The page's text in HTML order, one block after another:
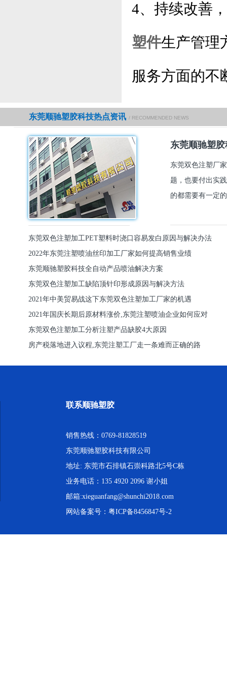
4、持续改善
塑件生产管理
服务方面的不
东莞顺驰塑胶科技热点资讯 / RECOMMENDED NEWS
东莞顺驰塑
东莞双色注塑厂
题，也要付出实
的都需要有一定
东莞双色注塑加工PET塑料时浇口容易发白原因与解决办法
2022年东莞注塑喷油丝印加工厂家如何提高销售业绩
东莞顺驰塑胶科技全自动产品喷油解决方案
东莞双色注塑加工缺陷顶针印形成原因与解决方法
2021年中美贸易战这下东莞双色注塑加工厂家的机遇
2021年国庆长期后原材料涨价,东莞注塑喷油企业如何应对
东莞双色注塑加工分析注塑产品缺胶4大原因
房产税落地进入议程,东莞注塑工厂走一条难而正确的路
联系顺驰塑胶
销售热线：0769-81828519
东莞顺驰塑胶科技有限公司
地址: 东莞市石排镇石崇科路北5号C栋
业务电话：135 4920 2096 谢小姐
邮箱:xieguanfang@shunchi2018.com
网站备案号： 粤ICP备8456847号-2